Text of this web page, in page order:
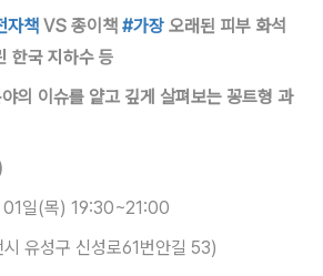
자책 VS 종이책 #가장 오래된 피부 화석
한국 지하수 등
의 이슈를 얕고 깊게 살펴보는 꽁트형 과
일(목) 19:30~21:00
유성구 신성로61번안길 53)